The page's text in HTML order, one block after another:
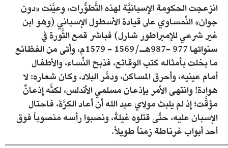
انزعجت الحكومة الإسبانيَّة لهذه التَّطوُّرات، وعيَّنت «دون
جوان» النِّمساوي على قيادة الأسطول الإسباني (وهو ابن
غير شرعي للإمبراطور شارل) فباشر قمع الثَّورة في
سنواتها 977 -987هـ/1569 - 1579م، وأتى من الفظائع
ما بخلت بأمثاله كتب الوقائع، فذبح النِّساء، والأطفال
أمام عينيه، وأحرق المساكن، ودمَّر البلاد، وكان شعاره: لا
هوادة! وانتهى الأمر بإذعان مسلمي الأندلس، لكنَّه إِذعانٌ
مؤقَّت؛ إِذ لم يلبث مولاي عبد الله أن أعاد الكرَّة، فاحتال
الإسبان عليه، حتّى قتلوه غيلةً، ونصبوا رأسه منصوباً فوق
أحد أبواب غرناطة زمناً طويلاً.